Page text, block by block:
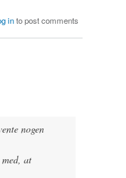
into post comments
nogen
at